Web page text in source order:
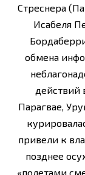
Стреснера
Исабеля
обмена
действий
Парагвае,
привели к
позднее
«полетами